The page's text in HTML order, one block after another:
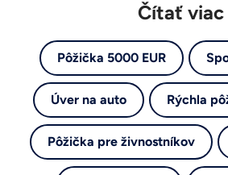
Čítať viac
Pôžička 5000 EUR
Úver na auto Rýchla
Pôžička pre živnostníkov